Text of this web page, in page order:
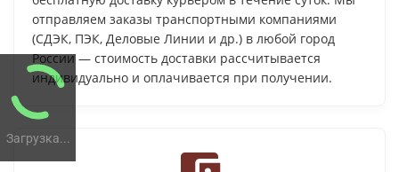
Загрузка...
отправляем заказы транспортными компаниями
(СДЭК, ПЭК, Деловые Линии и др.) в любой город
России — стоимость доставки рассчитывается
индивидуально и оплачивается при получении.